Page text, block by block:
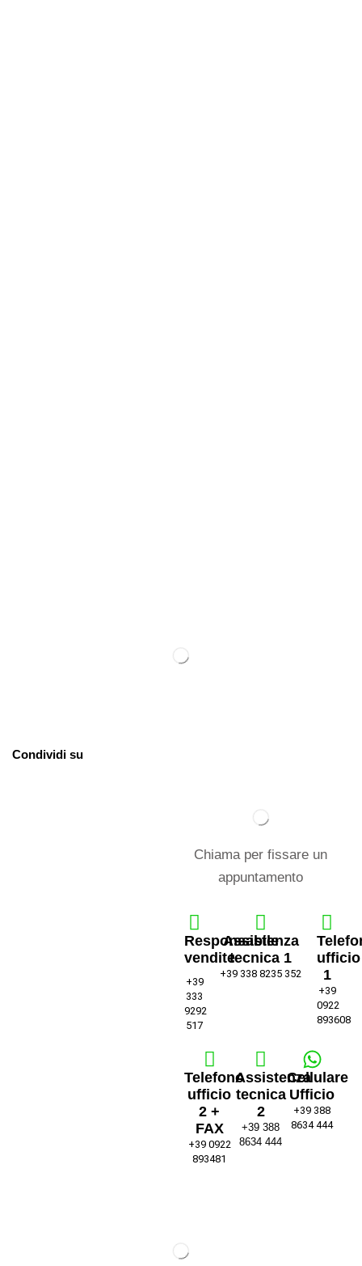
Condividi su
Chiama per fissare un
appuntamento
Responsabile
vendite
+39
333
9292
517
Assistenza
tecnica 1
+39 338 8235 352
ufficio
1
+39
0922
893608
Telefono
ufficio
2 +
FAX
+39 0922
893481
Assistenza
tecnica
2
+39 388
8634 444
Cellulare
Ufficio
+39 388
8634 444